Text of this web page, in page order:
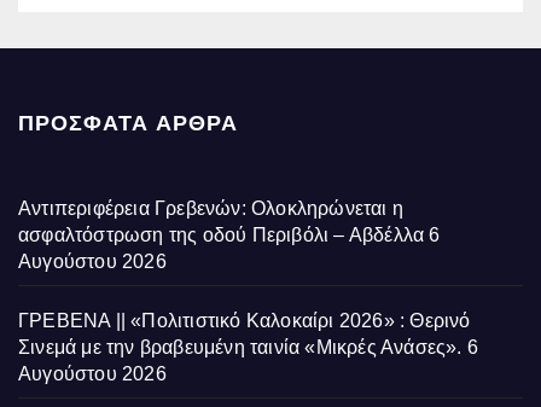
ΠΡΌΣΦΑΤΑ ΆΡΘΡΑ
Αντιπεριφέρεια Γρεβενών: Ολοκληρώνεται η
ασφαλτόστρωση της οδού Περιβόλι – Αβδέλλα 6
Αυγούστου 2026
ΓΡΕΒΕΝΑ || «Πολιτιστικό Καλοκαίρι 2026» : Θερινό
Σινεμά με την βραβευμένη ταινία «Μικρές Ανάσες». 6
Αυγούστου 2026